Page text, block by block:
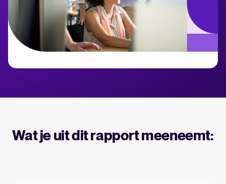
Zoek door integraties
Partner met Tellent
Alle functies
Nieuw! Gids AI in recruitment
Download nu
Wat je uit dit rapport meeneemt: